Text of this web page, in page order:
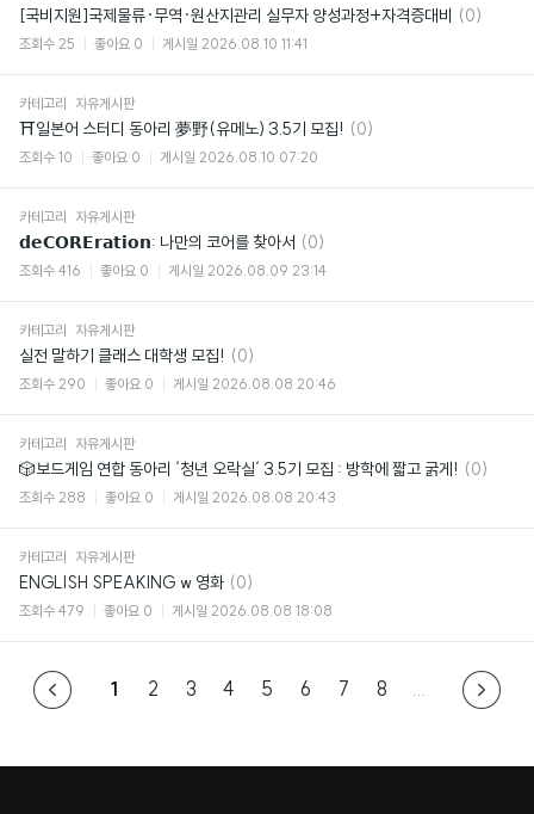
[국비지원]국제물류·무역·원산지관리 실무자 양성과정+자격증대비 댓
(0)
조회수 25 좋아요 0 게시일 2026.08.10 11:41
카테고리 자유게시판
⛩일본어 스터디 동아리 夢野(유메노) 3.5기 모집! 댓
(0)
조회수 10 좋아요 0 게시일 2026.08.10 07:20
카테고리 자유게시판
𝗱𝗲𝗖𝗢𝗥𝗘𝗿𝗮𝘁𝗶𝗼𝗻: 나만의 코어를 찾아서 댓
글
(0)
조회수 416 좋아요 0 게시일 2026.08.09 23:14
카테고리 자유게시판
실전 말하기 클래스 대학생 모집! 댓
글
(0)
조회수 290 좋아요 0 게시일 2026.08.08 20:46
카테고리 자유게시판
🎲보드게임 연합 동아리 ‘청년 오락실‘ 3.5기 모집 : 방학에 짧고 굵게! 댓
(0)
조회수 288 좋아요 0 게시일 2026.08.08 20:43
카테고리 자유게시판
ENGLISH SPEAKING w 영화 댓
글
(0)
조회수 479 좋아요 0 게시일 2026.08.08 18:08
1 2 3 4 5 6 7 8 ...